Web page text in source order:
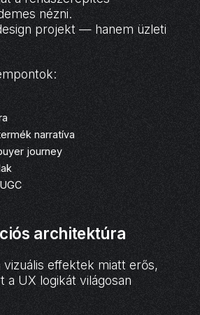
nézni.
projekt — hanem üzleti
narratíva
journey
architektúra
effektek miatt erős,
a UX logikát világosan